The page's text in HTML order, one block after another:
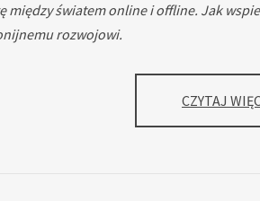
między światem online i offline. Jak
rozwojowi.
CZYTAJ